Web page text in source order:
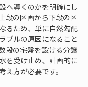
へ導くのかを明確にし
段の区画から下段の区
るため、単に自然勾配
ブルの原因になること
段の宅盤を設ける分譲
を受け止め、計画的に
え方が必要です。